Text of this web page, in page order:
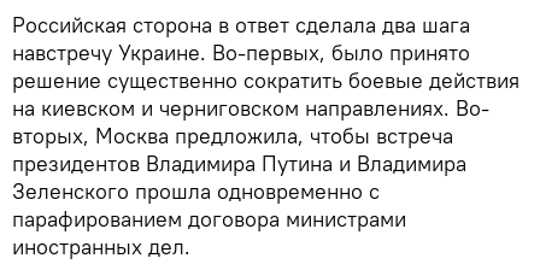
Российская сторона в ответ сделала два шага
навстречу Украине. Во-первых, было принято
решение существенно сократить боевые действия
на киевском и черниговском направлениях. Во-
вторых, Москва предложила, чтобы встреча
президентов Владимира Путина и Владимира
Зеленского прошла одновременно с
парафированием договора министрами
иностранных дел.